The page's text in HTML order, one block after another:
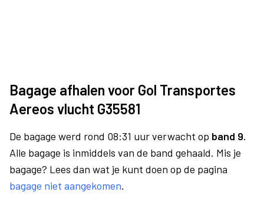
Bagage afhalen voor Gol Transportes
Aereos vlucht G35581
De bagage werd rond 08:31 uur verwacht op band 9.
Alle bagage is inmiddels van de band gehaald. Mis je
bagage? Lees dan wat je kunt doen op de pagina
bagage niet aangekomen.